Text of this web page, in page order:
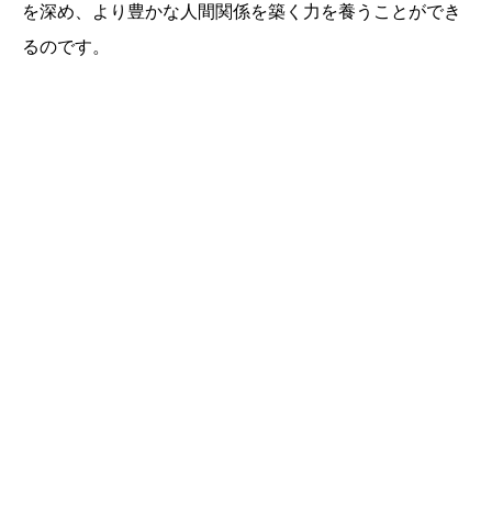
を深め、より豊かな人間関係を築く力を養うことができ
るのです。